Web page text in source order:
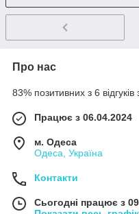
Про нас
83% позитивних з 6 відгуків
Працює з 06.04.2024
м. Одеса
Одеса, Україна
Контакти
Сьогодні працює з